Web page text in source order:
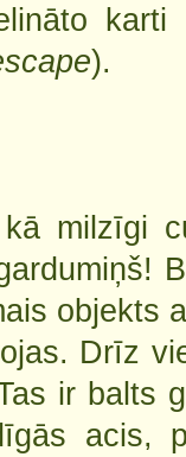
).
milzīgi
objekts
Drīz
ir balts
acis,